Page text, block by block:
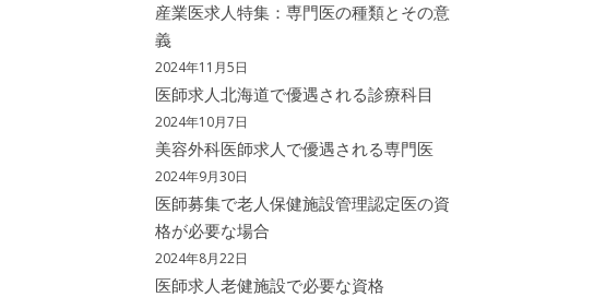
産業医求人特集：専門医の種類とその意
義
2024年11月5日
医師求人北海道で優遇される診療科目
2024年10月7日
美容外科医師求人で優遇される専門医
2024年9月30日
医師募集で老人保健施設管理認定医の資
格が必要な場合
2024年8月22日
医師求人老健施設で必要な資格